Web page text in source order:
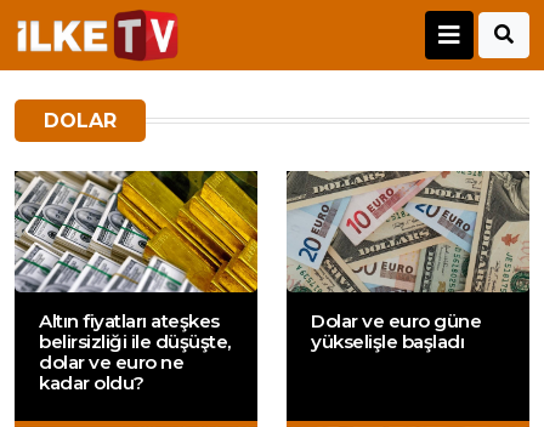
DOLAR
Altın fiyatları ateşkes
belirsizliği ile düşüşte,
dolar ve euro ne
kadar oldu?
Dolar ve euro güne
yükselişle başladı